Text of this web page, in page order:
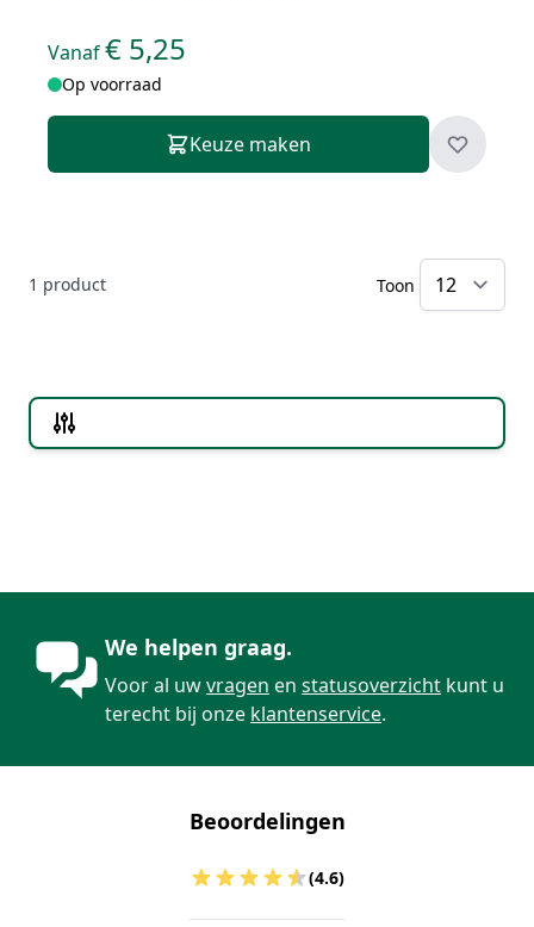
Vanaf€ 5,25
Op voorraad
Keuze maken
1 product Toon
We helpen graag.
Voor al uwvragen en statusoverzicht kunt u
terecht bij onze klantenservice.
Beoordelingen
(4.6)